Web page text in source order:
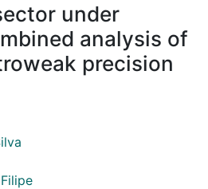
under
analysis of
precision